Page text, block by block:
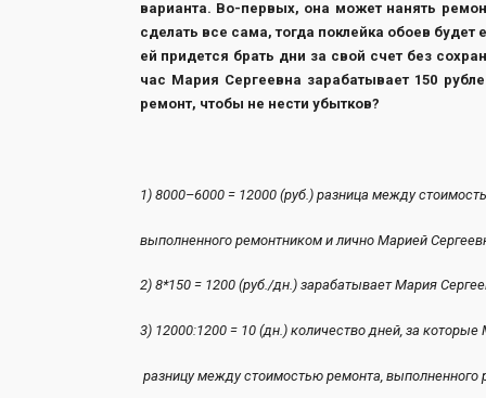
варианта. Во-первых, она может нанять
сделать все сама, тогда поклейка обоев будет
ей придется брать дни за свой счет без
час Мария Сергеевна зарабатывает 150
ремонт, чтобы не нести убытков?
1) 8000–6000 = 12000 (руб.) разница между
выполненного ремонтником и
2) 8*150 = 1200 (руб./дн.) зарабатывает
3) 12000:1200 = 10 (дн.) количество дней, за
разницу между стоимостью ремонта,